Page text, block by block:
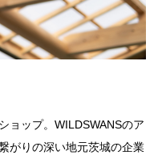
ョップ。WILDSWANSのア
がりの深い地元茨城の企業